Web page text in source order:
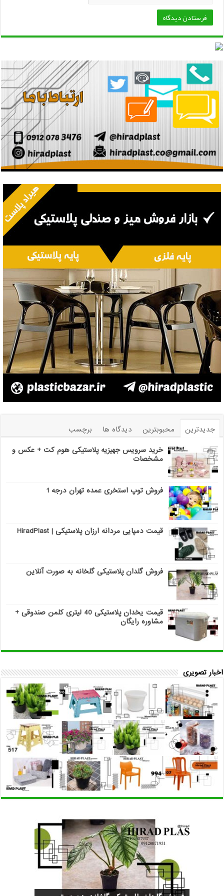
جدیدترین محبوبترین دیدگاه ها
برچسب
خرید سرویس جهیزیه پلاستیکی هوم کت + عکس و
مشخصات
فروش توپ استخری عمده تهران درجه 1
قیمت دمپایی مردانه ارزان پلاستیکی | HiradPlast
فروش گلدان پلاستیکی گلخانه به صورت آنلاین
قیمت یخدان پلاستیکی 40 لیتری کلمن صندوقی +
مشاوره رایگان
اخبار تصویری